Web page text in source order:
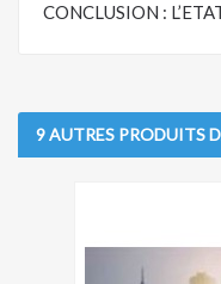
CONCLUSION :
9 AUTRES PRODUITS